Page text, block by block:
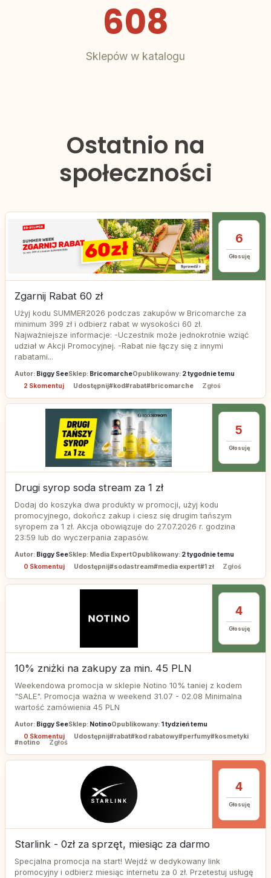
608
Sklepów w katalogu
Ostatnio na
społeczności
6
Głosuję
Zgarnij Rabat 60 zł
Użyj kodu SUMMER2026 podczas zakupów w Bricomarche za
minimum 399 zł i odbierz rabat w wysokości 60 zł.
Najważniejsze informacje: -Uczestnik może jednokrotnie wziąć
udział w Akcji Promocyjnej. -Rabat nie łączy się z innymi
rabatami...
Autor: Biggy SeeSklep: BricomarcheOpublikowany: 2 tygodnie temu
2 Skomentuj Udostępnij#kod#rabat#bricomarche Zgłoś
5
Głosuję
Drugi syrop soda stream za 1 zł
Dodaj do koszyka dwa produkty w promocji, użyj kodu
promocyjnego, dokończ zakup i ciesz się drugim tańszym
syropem za 1 zł. Akcja obowiązuje do 27.07.2026 r. godzina
23:59 lub do wyczerpania zapasów.
Autor: Biggy SeeSklep: Media ExpertOpublikowany: 2 tygodnie temu
0 Skomentuj Udostępnij#sodastream#media expert#1 zł Zgłoś
4
Głosuję
10% zniżki na zakupy za min. 45 PLN
Weekendowa promocja w sklepie Notino 10% taniej z kodem
"SALE". Promocja ważna w weekend 31.07 - 02.08 Minimalna
wartość zamówienia 45 PLN
Autor: Biggy SeeSklep: NotinoOpublikowany: 1 tydzień temu
0 Skomentuj Udostępnij#rabat#kod rabatowy#perfumy#kosmetyki
#notino
Zgłoś
4
Głosuję
Starlink - 0zł za sprzęt, miesiąc za darmo
Specjalna promocja na start! Wejdź w dedykowany link
promocyjny i odbierz miesiąc internetu za 0 zł. Przetestuj usługę